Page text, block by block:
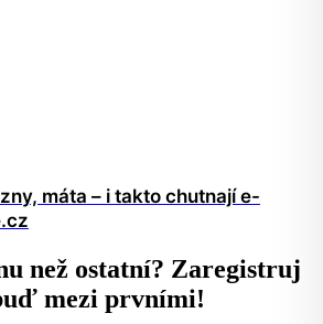
máta – i takto chutnají e-
než ostatní? Zaregistruj
mezi prvními!